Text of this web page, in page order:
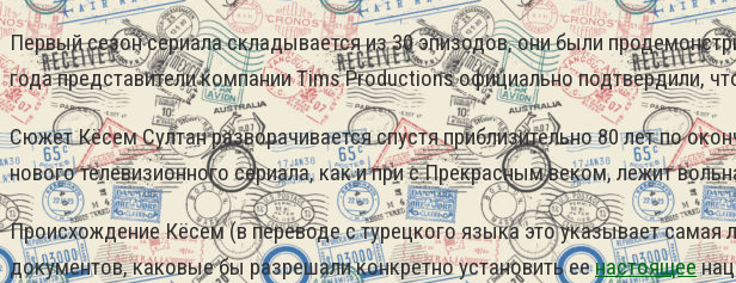
Первый сезон сериала складывается из 30 эпизодов, они были
года представители компании Tims Productions официально подтвердили,
Сюжет Кёсем Султан разворачивается спустя приблизительно 80 лет по
нового телевизионного сериала, как и при с Прекрасным веком, лежит
Происхождение Кёсем (в переводе с турецкого языка это указывает
документов, каковые бы разрешали конкретно установить еенастоящее